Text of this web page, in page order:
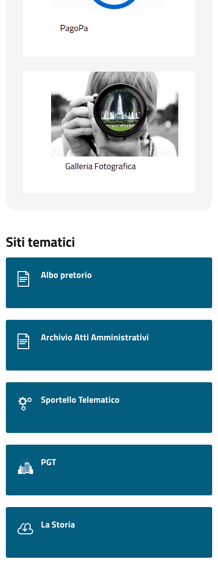
Siti tematici
Albo pretorio
Archivio Atti Amministrativi
Sportello Telematico
PGT
La Storia